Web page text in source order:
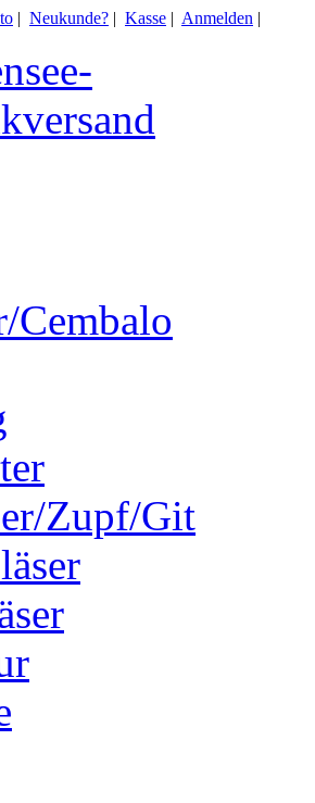
| Neukunde? | Kasse | Anmelden |
Cembalo
Zupf/Git